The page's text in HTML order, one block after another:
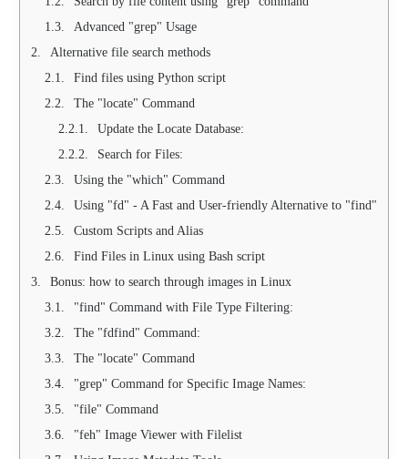
Advanced "grep" Usage
Alternative file search methods
Find files using Python script
The "locate" Command
Update the Locate Database:
Search for Files:
Using the "which" Command
Using "fd" - A Fast and User-friendly Alternative to "find"
Custom Scripts and Alias
Find Files in Linux using Bash script
Bonus: how to search through images in Linux
"find" Command with File Type Filtering:
The "fdfind" Command:
The "locate" Command
"grep" Command for Specific Image Names:
"file" Command
"feh" Image Viewer with Filelist